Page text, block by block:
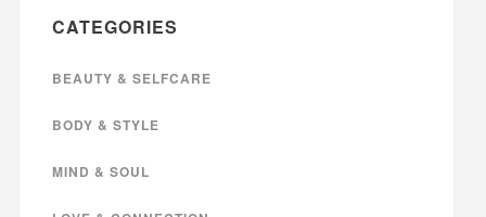
CATEGORIES
BEAUTY & SELFCARE
BODY & STYLE
MIND & SOUL